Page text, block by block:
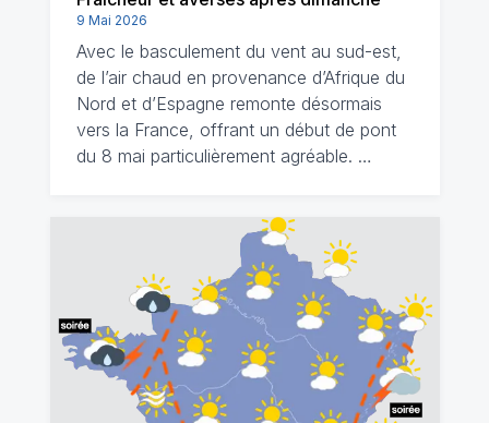
9 Mai 2026
Avec le basculement du vent au sud-est,
de l’air chaud en provenance d’Afrique du
Nord et d’Espagne remonte désormais
vers la France, offrant un début de pont
du 8 mai particulièrement agréable. …